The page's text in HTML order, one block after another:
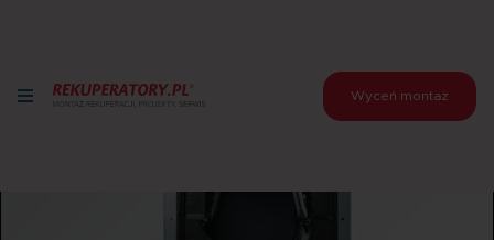
Wyceń montaż